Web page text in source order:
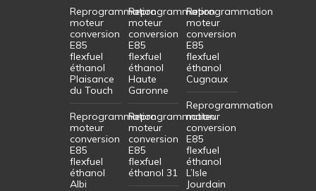
Reprogrammation
moteur
conversion
E85
flexfuel
éthanol
Plaisance
du Touch
Reprogrammation
moteur
conversion
E85
flexfuel
éthanol
Albi
Reprogrammation
moteur
conversion
E85
flexfuel
éthanol
Haute
Garonne
Reprogrammation
moteur
conversion
E85
flexfuel
éthanol 31
Reprogrammation
moteur
conversion
E85
flexfuel
éthanol
Cugnaux
Reprogrammation
moteur
conversion
E85
flexfuel
éthanol
L’Isle
Jourdain